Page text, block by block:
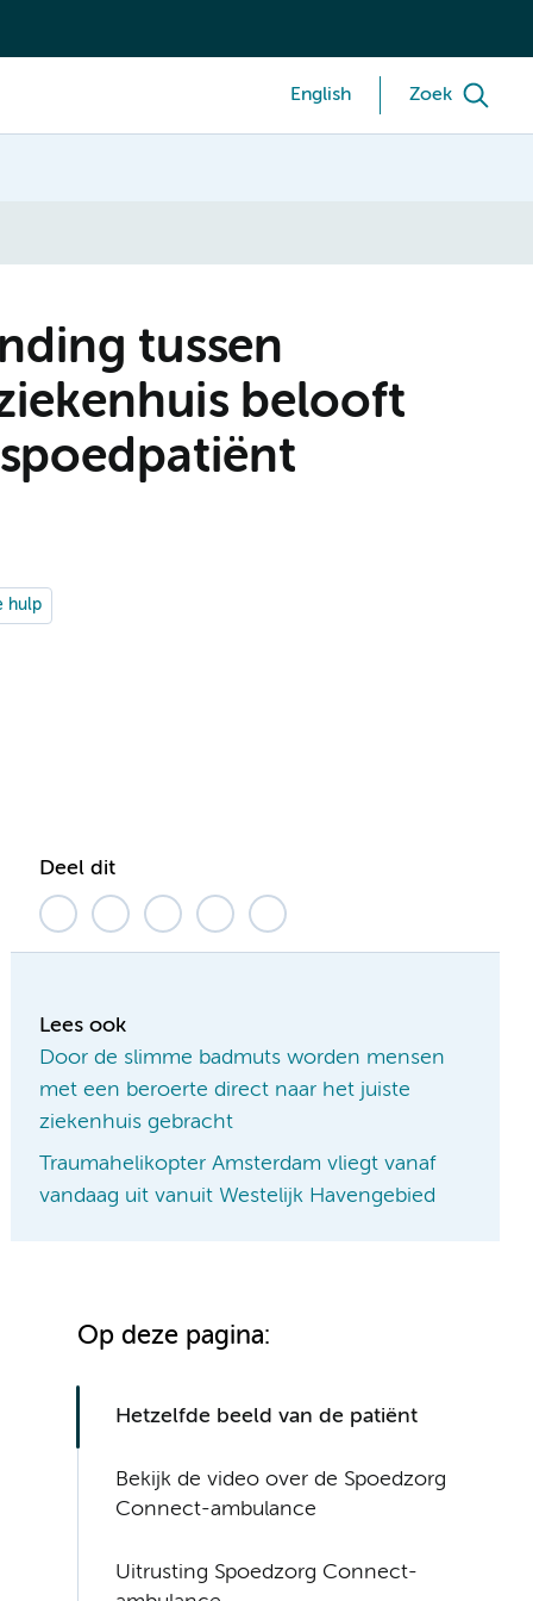
English Zoek
tussen
belooft
hulp
Deel dit
Lees ook
Door de slimme badmuts worden mensen
met een beroerte direct naar het juiste
ziekenhuis gebracht
Traumahelikopter Amsterdam vliegt vanaf
vandaag uit vanuit Westelijk Havengebied
Op deze pagina:
Hetzelfde beeld van de patiënt
Bekijk de video over de Spoedzorg
Connect-ambulance
Uitrusting Spoedzorg Connect-